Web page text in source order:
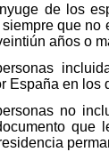
de los
que no
años o
España en los
no
que